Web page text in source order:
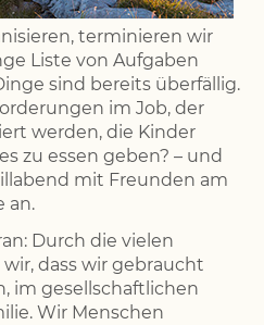
terminieren wir
Liste von Aufgaben
sind bereits überfällig.
im Job, der
werden, die Kinder
zu essen geben? – und
mit Freunden am
an.
Durch die vielen
dass wir gebraucht
im gesellschaftlichen
Wir Menschen